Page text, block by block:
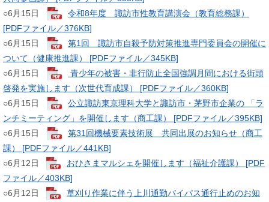
​○6月15日
令和8年度 諏訪市性教育講演会（教育総務課）
[PDFファイル／376KB]
​​○6月15日
第1回 諏訪市自殺予防対策推進専門委員会の開催に
ついて（健康推進課） [PDFファイル／345KB]
​​​○6月15日​
青少年の被害・非行防止全国強調月間における街頭
啓発を実施します（次世代育成課） [PDFファイル／360KB]
​○6月15日
公立諏訪東京理科大学と諏訪市・茅野市企業の 「ラ
ンチミーティング」を開催します（商工課） [PDFファイル／395KB]
○6月15日
第31回機械要素技術展 共同出展のお知らせ（商工
課） [PDFファイル／441KB]
​○6月12日
おひさまマルシェを開催します（福祉介護課） [PDF
ファイル／403KB]
​​○6月12日
草刈り作業に伴う上川通勤バイパス通行止めのお知